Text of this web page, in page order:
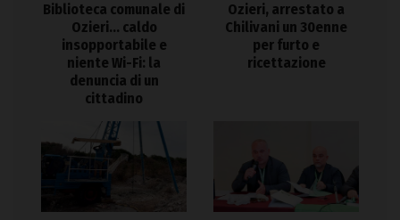
Biblioteca comunale di
Ozieri… caldo
insopportabile e
niente Wi-Fi: la
denuncia di un
cittadino
Ozieri, arrestato a
Chilivani un 30enne
per furto e
ricettazione